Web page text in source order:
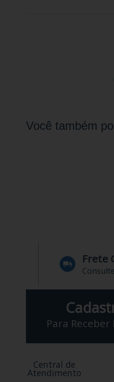
Você também
Frete
Para
Central de
Atendimento